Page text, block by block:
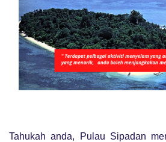
Tahukah anda, Pulau Sipadan